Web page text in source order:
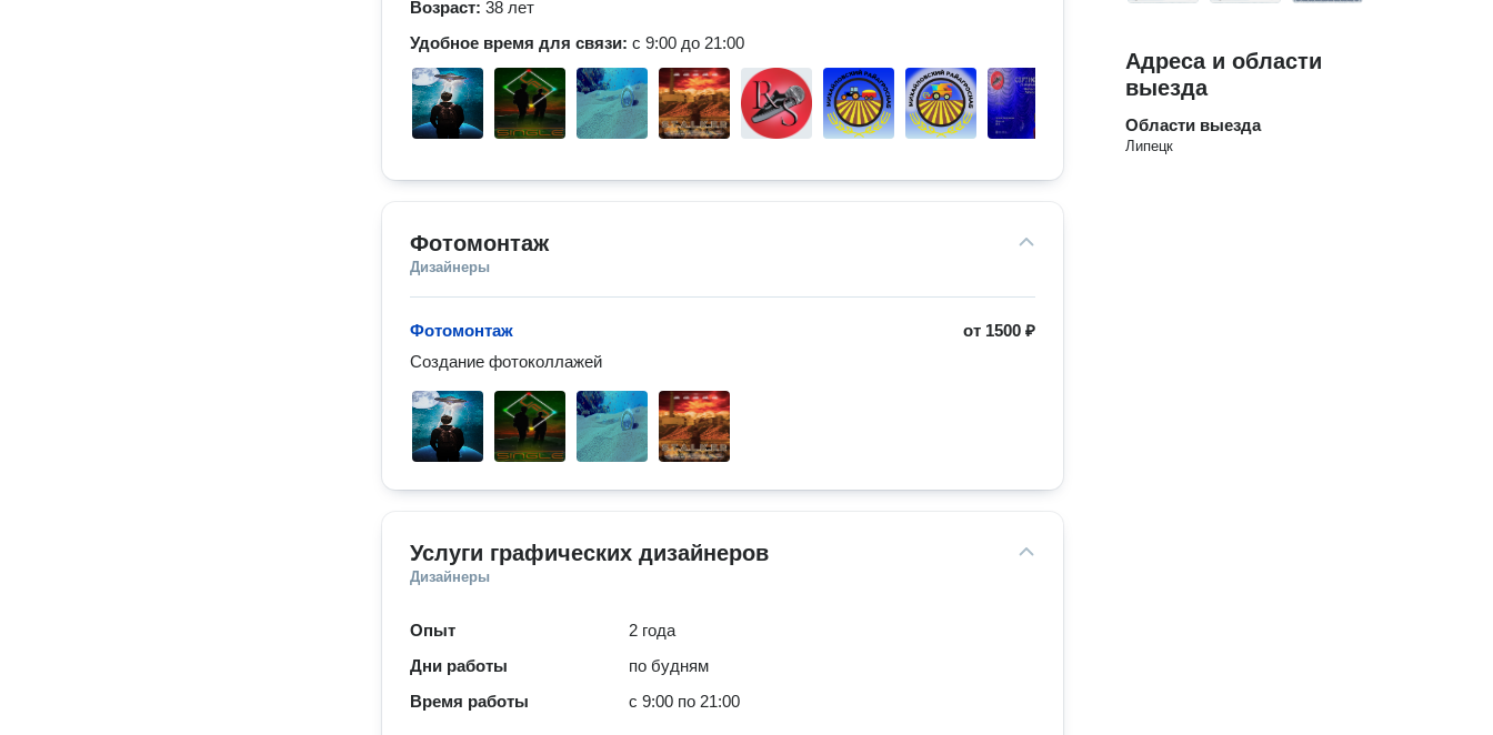
Возраст: 38 лет
Удобное время для связи: с 9:00 до 21:00
Фотомонтаж
Дизайнеры
от 1500 ₽
Фотомонтаж
Создание фотоколлажей
Услуги графических дизайнеров
Дизайнеры
Опыт
2 года
Дни работы
по будням
Время работы
с 9:00 по 21:00
Адреса и области
выезда
Области выезда
Липецк